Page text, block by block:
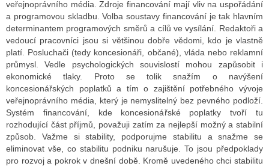
veřejnoprávního média. Zdroje financování mají vliv na uspořádání
a programovou skladbu. Volba soustavy financování je tak hlavním
determinantem programových směrů a cílů ve vysílání. Redaktoři a
vedoucí pracovníci jsou si většinou dobře vědomi, kdo je vlastně
platí. Posluchači (tedy koncesionáři, občané), vláda nebo reklamní
průmysl. Vedle psychologických souvislostí mohou zapůsobit i
ekonomické tlaky. Proto se tolik snažím o navýšení
koncesionářských poplatků a tím o zajištění potřebného vývoje
veřejnoprávního média, který je nemyslitelný bez pevného podloží.
Systém financování, kde koncesionářské poplatky tvoří tu
rozhodující část příjmů, považuji zatím za nejlepší možný a stabilní
způsob. Važme si stability, podporujme stabilitu a snažme se
eliminovat vše, co stabilitu podniku narušuje. To jsou předpoklady
pro rozvoj a pokrok v dnešní době. Kromě uvedeného chci stabilitu